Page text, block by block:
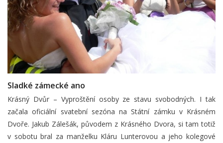
Sladké zámecké ano
Krásný Dvůr – Vyproštění osoby ze stavu svobodných. I tak
začala oficiální svatební sezóna na Státní zámku v Krásném
Dvoře. Jakub Zálešák, původem z Krásného Dvora, si tam totiž
v sobotu bral za manželku Kláru Lunterovou a jeho kolegové